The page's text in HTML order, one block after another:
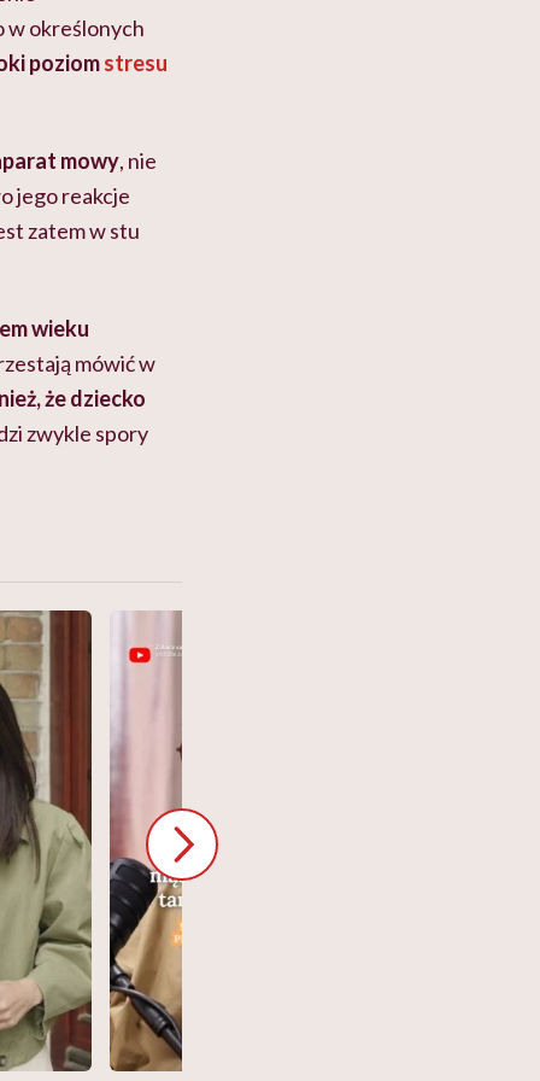
w określonych
poziomstresu
mowy, nie
jego reakcje
zatem w stu
wieku
mówić w
że dziecko
zwykle spory